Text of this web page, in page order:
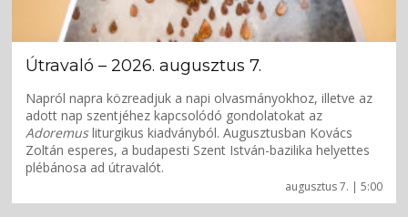
augusztus 7. | 5:00
Útravaló – 2026. augusztus 7.
Napról napra közreadjuk a napi olvasmányokhoz, illetve az
adott nap szentjéhez kapcsolódó gondolatokat az
Adoremusliturgikus kiadványból. Augusztusban Kovács
Zoltán esperes, a budapesti Szent István-bazilika helyettes
plébánosa ad útravalót.